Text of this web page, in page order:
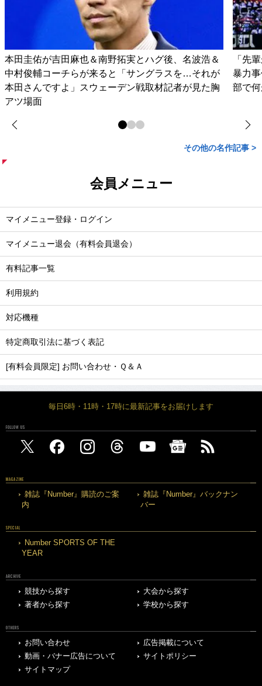
本田圭佑が吉田麻也＆南野拓実とハグ後、名波浩＆
中村俊輔コーチらが来ると「サングラスを…それが
本田さんですよ」スウェーデン戦取材記者が見た胸
アツ場面
「先
暴力
部で
その他の名作記事 >
会員メニュー
マイメニュー登録・ログイン
マイメニュー退会（有料会員退会）
有料記事一覧
利用規約
対応機種
特定商取引法に基づく表記
[有料会員限定] お問い合わせ・Ｑ＆Ａ
毎日6時・11時・17時に最新記事をお届けします
FOLLOW US
MAGAZINE
雑誌『Number』購読のご案
内
雑誌『Number』バックナン
バー
SPECIAL
Number SPORTS OF THE
YEAR
ARCHIVE
競技から探す
大会から探す
著者から探す
学校から探す
OTHERS
お問い合わせ
広告掲載について
動画・バナー広告について
サイトポリシー
サイトマップ